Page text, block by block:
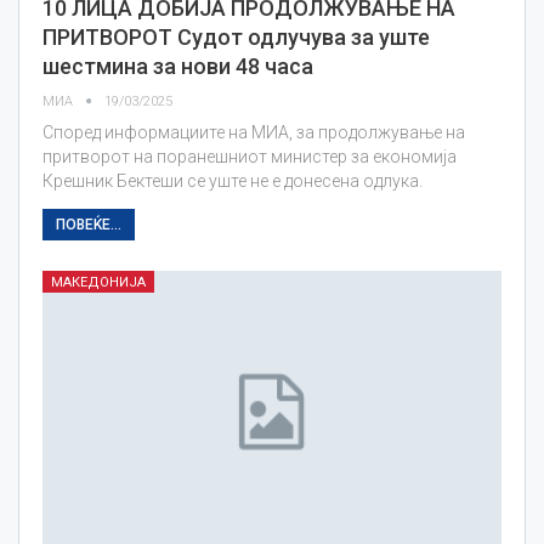
10 ЛИЦА ДОБИЈА ПРОДОЛЖУВАЊЕ НА
ПРИТВОРОТ Судот одлучува за уште
шестмина за нови 48 часа
МИА 19/03/2025
Според информациите на МИА, за продолжување на
притворот на поранешниот министер за економија
Крешник Бектеши се уште не е донесена одлука.
ПОВЕЌЕ...
МАКЕДОНИЈА